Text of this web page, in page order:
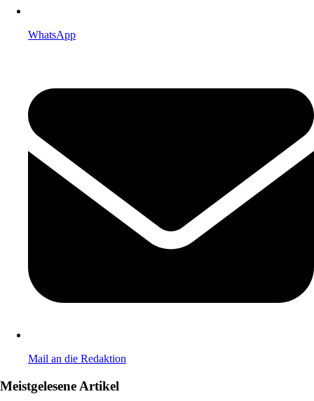
WhatsApp
Mail an die Redaktion
Meistgelesene Artikel